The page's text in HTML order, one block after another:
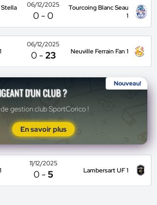
06/12/2025
0 -0
Tourcoing Blanc Seau
1
06/12/2025
0 -23 Neuville Ferrain Fan 1
Nouveau!
D'UN CLUB ?
gestion club SportCorico !
En savoir plus
11/12/2025
0 -5 Lambersart UF 1